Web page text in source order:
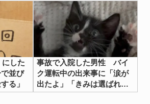
にした
並び
る」
事故で入院した男性 バイ
ク運転中の出来事に「涙が
出たよ」「きみは選ばれ
た」